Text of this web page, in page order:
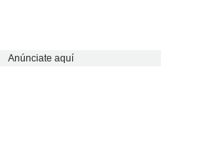
Anúnciate aquí